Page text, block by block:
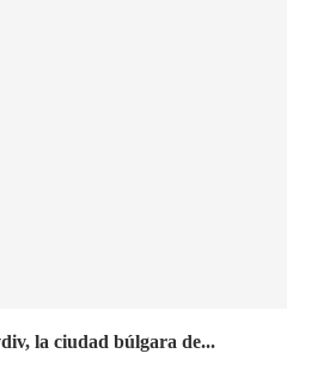
la ciudad búlgara de...